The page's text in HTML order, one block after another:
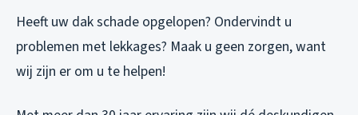
Heeft uw dak schade opgelopen? Ondervindt u
problemen met lekkages? Maak u geen zorgen, want
wij zijn er om u te helpen!